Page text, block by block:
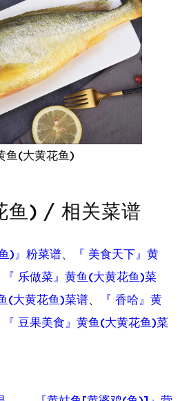
鱼(大黄花鱼)
鱼) / 相关菜谱
)』粉菜谱、
『 美食天下』黄
『 乐做菜』黄鱼(大黄花鱼)菜
(大黄花鱼)菜谱、
『 香哈』黄
『 豆果美食』黄鱼(大黄花鱼)菜